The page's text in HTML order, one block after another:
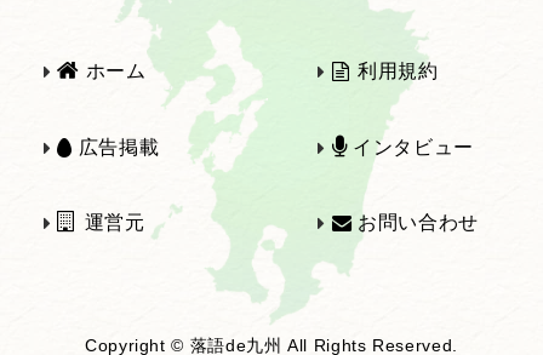
2021年 2020年
2019年 2018年
2017年 2016年
ホーム 利用規約
広告掲載 インタビュー
運営元 お問い合わせ
Copyright © 落語de九州 All Rights Reserved.